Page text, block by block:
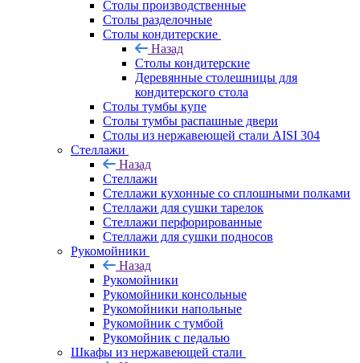
Столы производственные
Столы разделочные
Столы кондитерские
Назад
Столы кондитерские
Деревянные столешницы для
кондитерского стола
Столы тумбы купе
Столы тумбы распашные двери
Столы из нержавеющей стали AISI 304
Стеллажи
Назад
Стеллажи
Стеллажи кухонные со сплошными полками
Стеллажи для сушки тарелок
Стеллажи перфорированные
Стеллажи для сушки подносов
Рукомойники
Назад
Рукомойники
Рукомойники консольные
Рукомойники напольные
Рукомойник с тумбой
Рукомойник с педалью
Шкафы из нержавеющей стали